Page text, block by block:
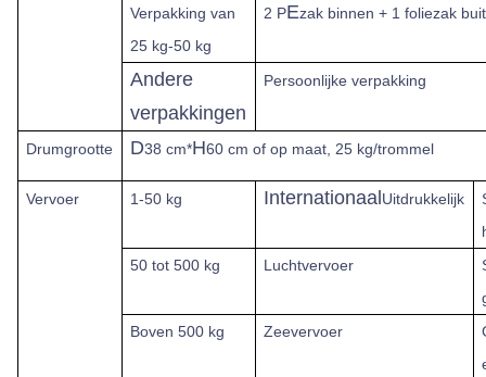
Verpakking van
25 kg-50 kg
2 PEzak binnen + 1 foliezak
Andere
verpakkingen
Persoonlijke verpakking
Drumgrootte D38 cm*H60 cm of op maat, 25 kg/trommel
Vervoer 1-50 kg Internationaal Uitdrukkelijk
50 tot 500 kg
Luchtvervoer
Boven 500 kg Zeevervoer